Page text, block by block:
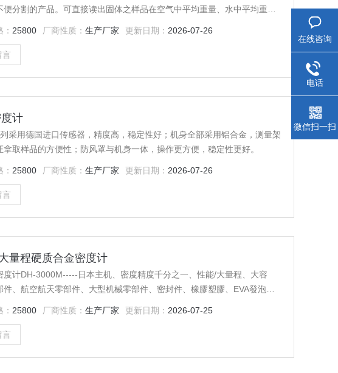
分割的产品。可直接读出固体之样品在空气中平均重量、水中平均重量
25800 厂商性质：生产厂家 更新日期： 2026-07-26
言
计
采用德国进口传感器，精度高，稳定性好；机身全部采用铝合金，测量架
取样品的方便性；防风罩与机身一体，操作更方便，稳定性更好。
25800 厂商性质：生产厂家 更新日期： 2026-07-26
言
量程硬质合金密度计
度计DH-3000M-----日本主机、密度精度千分之一、性能/大量程、大容
、航空航天零部件、大型机械零部件、密封件、橡膠塑膠、EVA發泡、
25800 厂商性质：生产厂家 更新日期： 2026-07-25
言
在线咨询
电话
微信扫一扫